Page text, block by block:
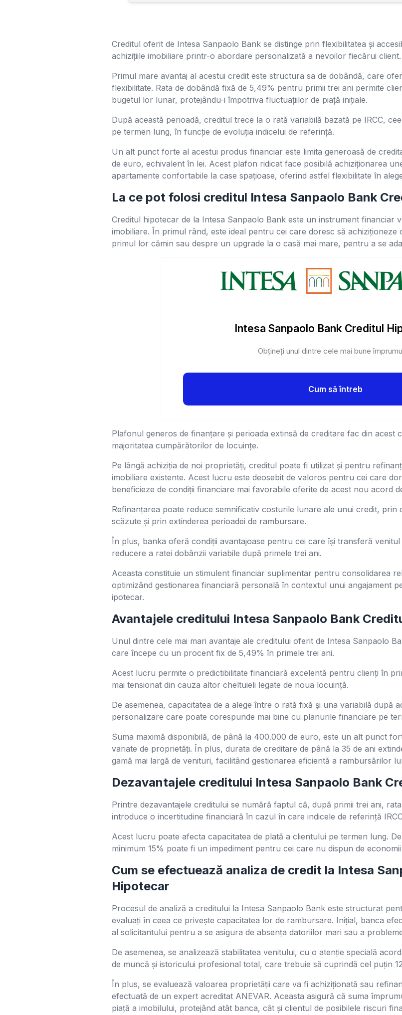
Creditul oferit de Intesa Sanpaolo Bank se distinge prin flexibilitatea și
achizițiile imobiliare printr-o abordare personalizată a nevoilor fiecărui client.
Primul mare avantaj al acestui credit este structura sa de dobândă, care
flexibilitate. Rata de dobândă fixă de 5,49% pentru primii trei ani permite
bugetul lor lunar, protejându-i împotriva fluctuațiilor de piață inițiale.
După această perioadă, creditul trece la o rată variabilă bazată pe IRCC,
pe termen lung, în funcție de evoluția indicelui de referință.
Un alt punct forte al acestui produs financiar este limita generoasă de
de euro, echivalent în lei. Acest plafon ridicat face posibilă achiziționarea
apartamente confortabile la case spațioase, oferind astfel flexibilitate în
La ce pot folosi creditul Intesa Sanpaolo Bank
Creditul hipotecar de la Intesa Sanpaolo Bank este un instrument financiar
imobiliare. În primul rând, este ideal pentru cei care doresc să
primul lor cămin sau despre un upgrade la o casă mai mare, pentru a se
Intesa Sanpaolo Bank Creditul
Obțineți unul dintre cele mai bune
Cum să întreb
Plafonul generos de finanțare și perioada extinsă de creditare fac din acest
majoritatea cumpărătorilor de locuințe.
Pe lângă achiziția de noi proprietăți, creditul poate fi utilizat și pentru
imobiliare existente. Acest lucru este deosebit de valoros pentru cei care
beneficieze de condiții financiare mai favorabile oferite de acest nou acord
Refinanțarea poate reduce semnificativ costurile lunare ale unui credit, prin
scăzute și prin extinderea perioadei de rambursare.
În plus, banka oferă condiții avantajoase pentru cei care își transferă
reducere a ratei dobânzii variabile după primele trei ani.
Aceasta constituie un stimulent financiar suplimentar pentru consolidarea
optimizând gestionarea financiară personală în contextul unui angajament
ipotecar.
Avantajele creditului Intesa Sanpaolo Bank
Unul dintre cele mai mari avantaje ale creditului oferit de Intesa Sanpaolo
care începe cu un procent fix de 5,49% în primele trei ani.
Acest lucru permite o predictibilitate financiară excelentă pentru clienți în
mai tensionat din cauza altor cheltuieli legate de noua locuință.
De asemenea, capacitatea de a alege între o rată fixă și una variabilă după
personalizare care poate corespunde mai bine cu planurile financiare pe
Suma maximă disponibilă, de până la 400.000 de euro, este un alt punct
variate de proprietăți. În plus, durata de creditare de până la 35 de ani
gamă mai largă de venituri, facilitând gestionarea eficientă a rambursărilor
Dezavantajele creditului Intesa Sanpaolo Bank
Printre dezavantajele creditului se numără faptul că, după primii trei ani,
introduce o incertitudine financiară în cazul în care indicele de referință
Acest lucru poate afecta capacitatea de plată a clientului pe termen lung.
minimum 15% poate fi un impediment pentru cei care nu dispun de
Cum se efectuează analiza de credit la Intesa
Hipotecar
Procesul de analiză a creditului la Intesa Sanpaolo Bank este structurat
evaluați în ceea ce privește capacitatea lor de rambursare. Inițial, banca
al solicitantului pentru a se asigura de absența datoriilor mari sau a
De asemenea, se analizează stabilitatea venitului, cu o atenție specială
de muncă și istoricului profesional total, care trebuie să cuprindă cel puțin
În plus, se evaluează valoarea proprietății care va fi achiziționată sau
efectuată de un expert acreditat ANEVAR. Aceasta asigură că suma
piață a imobilului, protejând atât banca, cât și clientul de posibilele riscuri